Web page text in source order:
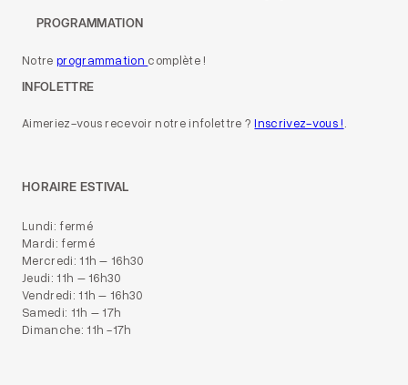
PROGRAMMATION
Notre programmation complète !
INFOLETTRE
Aimeriez-vous recevoir notre infolettre ?Inscrivez-vous !.
HORAIRE ESTIVAL
Lundi: fermé
Mardi: fermé
Mercredi: 11h – 16h30
Jeudi: 11h – 16h30
Vendredi: 11h – 16h30
Samedi: 11h – 17h
Dimanche: 11h -17h